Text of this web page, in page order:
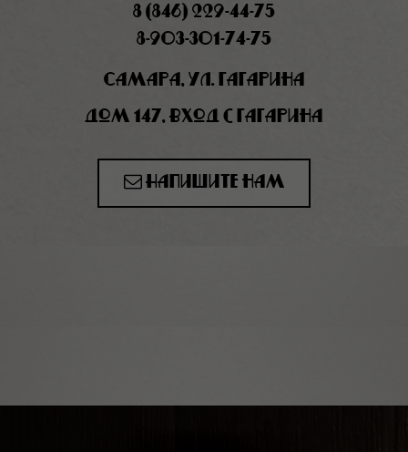
8 (846) 229-44-75
8-903-301-74-75
Самара, ул. Гагарина
дом 147, вход с Гагарина
Напишите нам